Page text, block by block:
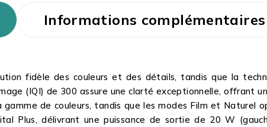
Informations complémentaires
fidèle des couleurs et des détails, tandis que la
(IQI) de 300 assure une clarté exceptionnelle, offrant
de couleurs, tandis que les modes Film et Naturel
Plus, délivrant une puissance de sortie de 20 W